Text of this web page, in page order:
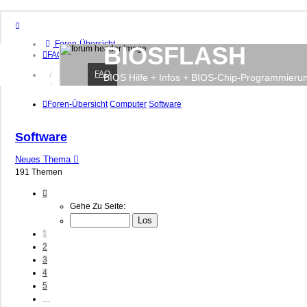
Foren-Übersicht
FAQ
Anmelden
Registrieren
BIOSFLASH
BIOS Hilfe + Infos + BIOS-Chip-
FAQ
Foren-Übersicht Computer Software
Software
Neues Thema
191 Themen
Von
Gehe Zu Seite:
1
2
3
4
5
…